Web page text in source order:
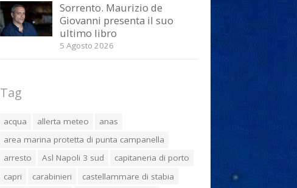
Sorrento. Maurizio de
Giovanni presenta il suo
ultimo libro
5 Agosto 2026
Tag
acqua allerta meteo
anas
area marina protetta di punta campanella
arresto
Asl Napoli 3 sud
capitaneria di porto
capri
carabinieri
castellammare di stabia